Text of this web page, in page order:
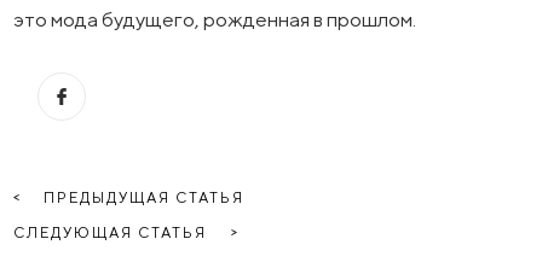
это мода будущего, рожденная в прошлом.
ПРЕДЫДУЩАЯ СТАТЬЯ
СЛЕДУЮЩАЯ СТАТЬЯ